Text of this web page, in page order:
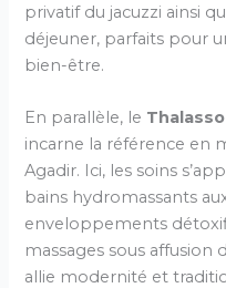
privatif du jacuzzi ainsi
déjeuner, parfaits pour
bien-être.
En parallèle, le
incarne la référence en
Agadir. Ici, les soins
bains hydromassants
enveloppements
massages sous affusion
allie modernité et